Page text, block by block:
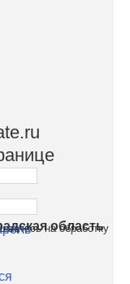
область
на обработку